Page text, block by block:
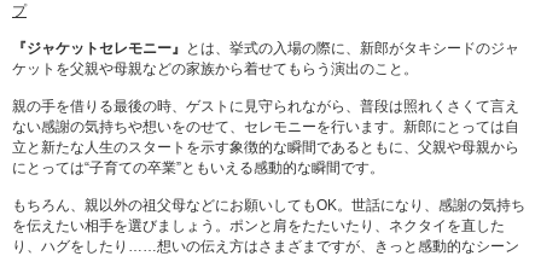
プ
『ジャケットセレモニー』 とは、挙式の入場の際に、新郎がタキシードのジャ
ケットを父親や母親などの家族から着せてもらう演出のこと。
親の手を借りる最後の時、ゲストに見守られながら、普段は照れくさくて言え
ない感謝の気持ちや想いをのせて、セレモニーを行います。新郎にとっては自
立と新たな人生のスタートを示す象徴的な瞬間であるともに、父親や母親から
にとっては“子育ての卒業”ともいえる感動的な瞬間です。
もちろん、親以外の祖父母などにお願いしてもOK。世話になり、感謝の気持ち
を伝えたい相手を選びましょう。ポンと肩をたたいたり、ネクタイを直した
り、ハグをしたり……想いの伝え方はさまざまですが、きっと感動的なシーン